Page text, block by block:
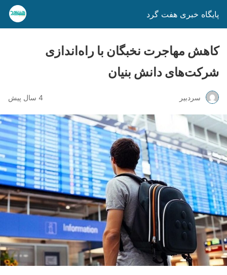
پایگاه خبری هفت گرد
کاهش مهاجرت نخبگان با راه‌اندازی
شرکت‌های دانش بنیان
سردبیر 4 سال پیش